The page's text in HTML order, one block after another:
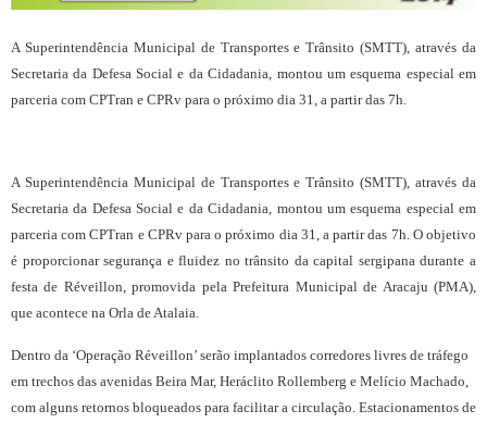
A Superintendência Municipal de Transportes e Trânsito (SMTT), através da
Secretaria da Defesa Social e da Cidadania, montou um esquema especial em
parceria com CPTran e CPRv para o próximo dia 31, a partir das 7h.
A Superintendência Municipal de Transportes e Trânsito (SMTT), através da
Secretaria da Defesa Social e da Cidadania, montou um esquema especial em
parceria com CPTran e CPRv para o próximo dia 31, a partir das 7h. O objetivo
é proporcionar segurança e fluidez no trânsito da capital sergipana durante a
festa de Réveillon, promovida pela Prefeitura Municipal de Aracaju (PMA),
que acontece na Orla de Atalaia.
Dentro da ‘Operação Réveillon’ serão implantados corredores livres de tráfego
em trechos das avenidas Beira Mar, Heráclito Rollemberg e Melício Machado,
com alguns retornos bloqueados para facilitar a circulação. Estacionamentos de